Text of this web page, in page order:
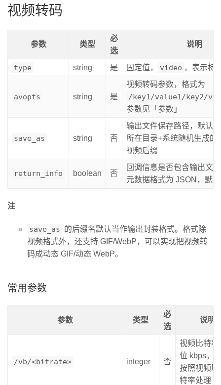
视频转码
参数 类型
必
选
说明
type string 是 固定值， video ，表示标
avopts string 是
视频转码参数，格式为
/key1/value1/key2/
参数见「参数」
save_as string 否
输出文件保存路径，默认
所在目录+系统随机生成的
视频后缀
return_info boolean 否
回调信息是否包含输出文
元数据格式为 JSON，默
注
save_as 的后缀名默认当作输出封装格式。格式除
视频格式外，还支持 GIF/WebP，可以实现把视频转
码成动态 GIF/动态 WebP。
常用参数
参数 类型
必
选
说明
/vb/<bitrate> integer 否
视频比特率
位 kbps，
按照视频原
特率处理